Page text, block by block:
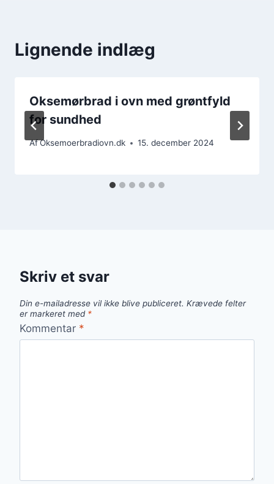
Lignende indlæg
Oksemørbrad i ovn med grøntfyld
for sundhed
AfOksemoerbradiovn.dk 15. december 2024
Skriv et svar
Din e-mailadresse vil ikke blive publiceret. Krævede felter
er markeret med *
Kommentar *